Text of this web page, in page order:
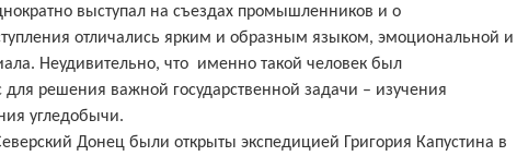
выступал на съездах промышленников и о
отличались ярким и образным языком, эмоциональной и
Неудивительно, что именно такой человек был
решения важной государственной задачи – изучения
угледобычи.
Донец были открыты экспедицией Григория Капустина в